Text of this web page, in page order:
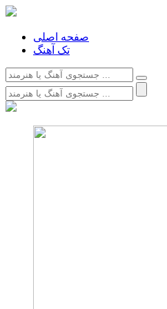
صفحه اصلی
تک آهنگ